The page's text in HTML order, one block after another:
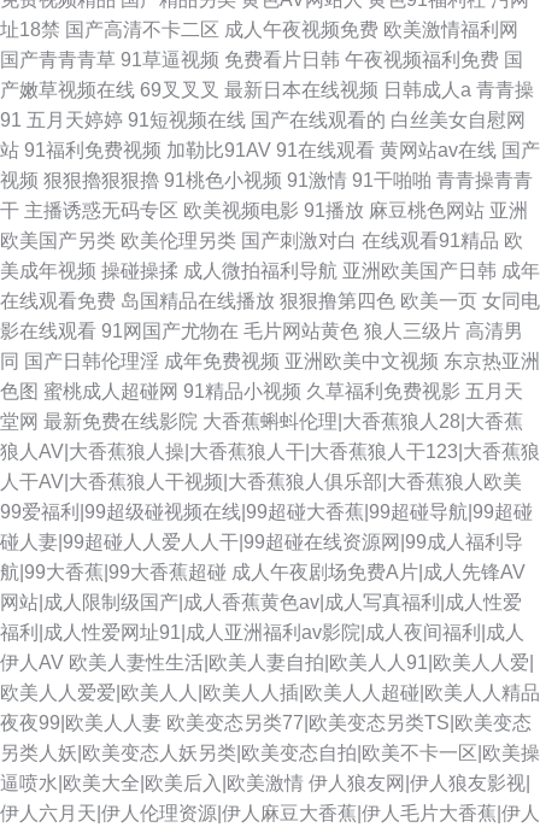
址18禁 国产高清不卡二区 成人午夜视频免费 欧美激情福利网
国产青青青草 91草逼视频 免费看片日韩 午夜视频福利免费 国
产嫩草视频在线 69叉叉叉 最新日本在线视频 日韩成人a 青青操
91 五月天婷婷 91短视频在线 国产在线观看的 白丝美女自慰网
站 91福利免费视频 加勒比91AV 91在线观看 黄网站av在线 国产
视频 狠狠擼狠狠擼 91桃色小视频 91激情 91干啪啪 青青操青青
干 主播诱惑无码专区 欧美视频电影 91播放 麻豆桃色网站 亚洲
欧美国产另类 欧美伦理另类 国产刺激对白 在线观看91精品 欧
美成年视频 操碰操揉 成人微拍福利导航 亚洲欧美国产日韩 成年
在线观看免费 岛国精品在线播放 狠狠撸第四色 欧美一页 女同电
影在线观看 91网国产尤物在 毛片网站黄色 狼人三级片 高清男
同 国产日韩伦理淫 成年免费视频 亚洲欧美中文视频 东京热亚洲
色图 蜜桃成人超碰网 91精品小视频 久草福利免费视影 五月天
堂网 最新免费在线影院 大香蕉蝌蚪伦理|大香蕉狼人28|大香蕉
狼人AV|大香蕉狼人操|大香蕉狼人干|大香蕉狼人干123|大香蕉狼
人干AV|大香蕉狼人干视频|大香蕉狼人俱乐部|大香蕉狼人欧美
99爱福利|99超级碰视频在线|99超碰大香蕉|99超碰导航|99超碰
碰人妻|99超碰人人爱人人干|99超碰在线资源网|99成人福利导
航|99大香蕉|99大香蕉超碰 成人午夜剧场免费A片|成人先锋AV
网站|成人限制级国产|成人香蕉黄色av|成人写真福利|成人性爱
福利|成人性爱网址91|成人亚洲福利av影院|成人夜间福利|成人
伊人AV 欧美人妻性生活|欧美人妻自拍|欧美人人91|欧美人人爱|
欧美人人爱爱|欧美人人|欧美人人插|欧美人人超碰|欧美人人精品
夜夜99|欧美人人妻 欧美变态另类77|欧美变态另类TS|欧美变态
另类人妖|欧美变态人妖另类|欧美变态自拍|欧美不卡一区|欧美操
逼喷水|欧美大全|欧美后入|欧美激情 伊人狼友网|伊人狼友影视|
伊人六月天|伊人伦理资源|伊人麻豆大香蕉|伊人毛片大香蕉|伊人